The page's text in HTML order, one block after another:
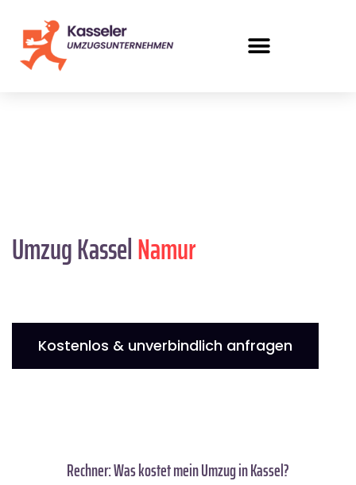
Umzug KasselNamur
Kostenlos & unverbindlich anfragen
Rechner: Was kostet mein Umzug in Kassel?